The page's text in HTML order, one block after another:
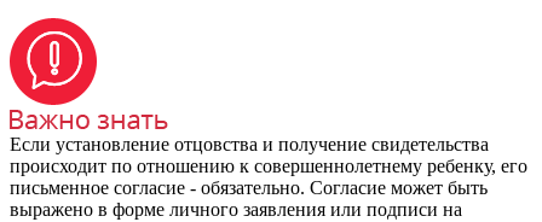
Если установление отцовства и получение свидетельства
происходит по отношению к совершеннолетнему ребенку, его
письменное согласие - обязательно. Согласие может быть
выражено в форме личного заявления или подписи на